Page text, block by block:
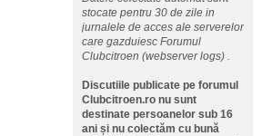
stocate pentru 30 de zile in
jurnalele de acces ale serverelor
care gazduiesc Forumul
Clubcitroen (webserver logs) .
Discutiile publicate pe forumul
Clubcitroen.ro nu sunt
destinate persoanelor sub 16
ani și nu colectăm cu bună